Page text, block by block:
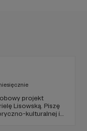
projekt
Lisowską. Piszę
kulturalnej i